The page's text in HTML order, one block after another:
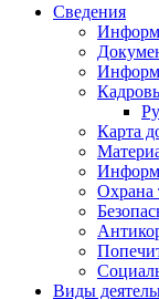
Сведения
Карта
Охрана
Виды